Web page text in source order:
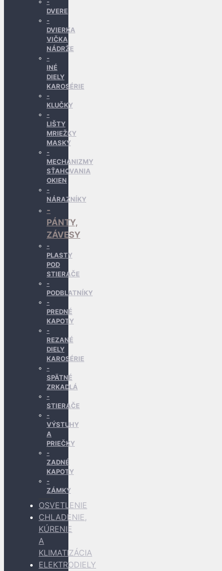
DVERE
DVIERKA
VIČKA
NÁDRŽE
INÉ
DIELY
KAROSÉRIE
KLUČKY
LIŠTY
MRIEŽKY
MASKY
MECHANIZMY
SŤAHOVANIA
OKIEN
NÁRAZNÍKY
PÁNTY,
ZÁVESY
PLASTY
POD
STIERAČE
PODBLATNÍKY
PREDNÉ
KAPOTY
REZANÉ
DIELY
KAROSÉRIE
SPÄTNÉ
ZRKADLÁ
STIERAČE
VÝSTUHY
A
PRIEČKY
ZADNÉ
KAPOTY
ZÁMKY
OSVETLENIE
CHLADENIE,
KÚRENIE
A
KLIMATIZÁCIA
ELEKTRODIELY